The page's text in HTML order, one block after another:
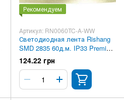
Рекомендуем
Артикул: RN0060TC-A-WW
Светодиодная лента Rishang
SMD 2835 60д.м. IP33 Premium
Тепло-белая
124.22 грн